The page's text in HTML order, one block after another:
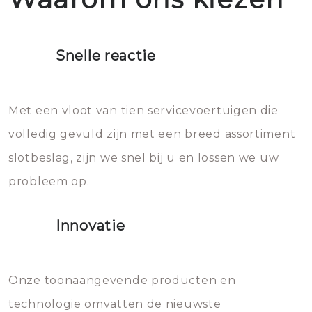
eroverheen hebt gegooid weer
bevriezen.
Sloten bestaan uit talloze kleine
die relatief gemakkelijk te
beschadigen zijn. In veel
gevallen zult u schade aan de
sloten veroorzaken, waardoor
geheel vervangen moet worden.
mee, die u gemakkelijk kunt
vermijden.
Snelle reactie
Met een vloot van tien servicevoertuigen die
volledig gevuld zijn met een breed assortiment
slotbeslag, zijn we snel bij u en lossen we uw
probleem op.
Innovatie
Onze toonaangevende producten en
technologie omvatten de nieuwste